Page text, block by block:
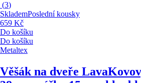
(3)
SklademPoslední kousky
659 Kč
Do košíku
Do košíku
Metaltex
Věšák na dveře Lava